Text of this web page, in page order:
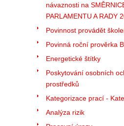
návaznosti na
PARLAMENTU A RADY
Povinnost provádět
Povinná roční prověrka
Energetické štítky
Poskytování osobních
prostředků
Kategorizace prací -
Analýza rizik